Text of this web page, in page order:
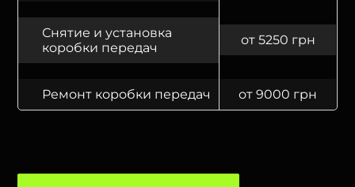
Снятие и установка
коробки передач
от 5250 грн
Ремонт коробки передач от 9000 грн